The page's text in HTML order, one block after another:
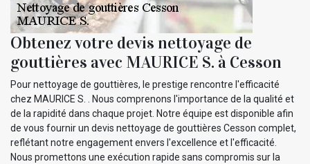
Obtenez votre devis nettoyage de
gouttières avec MAURICE S. à Cesson
Pour nettoyage de gouttières, le prestige rencontre l'efficacité
chez MAURICE S. . Nous comprenons l'importance de la qualité et
de la rapidité dans chaque projet. Notre équipe est disponible afin
de vous fournir un devis nettoyage de gouttières Cesson complet,
reflétant notre engagement envers l'excellence et l'efficacité.
Nous promettons une exécution rapide sans compromis sur la